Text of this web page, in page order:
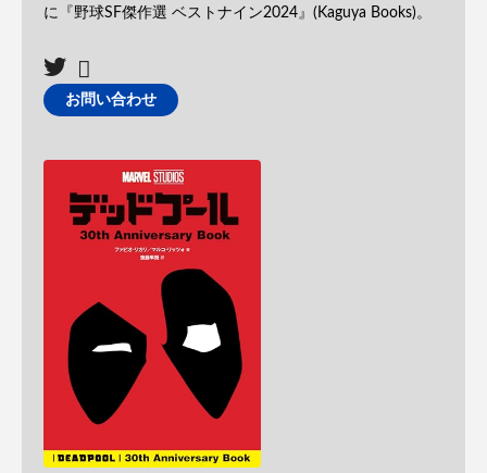
に『野球SF傑作選 ベストナイン2024』(Kaguya Books)。
お問い合わせ